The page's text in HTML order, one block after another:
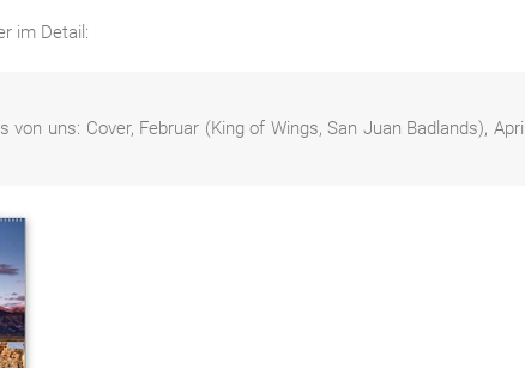
im Detail:
von uns: Cover, Februar (King of Wings, San Juan Badlands), April